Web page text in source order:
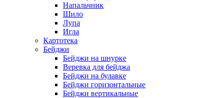
Напальчник
Шило
Лупа
Игла
Картотека
Бейджи
Бейджи на шнурке
Веревка для бейджа
Бейджи на булавке
Бейджи горизонтальные
Бейджи вертикальные